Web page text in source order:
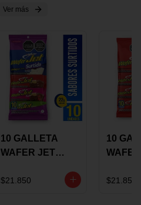
Ver más
10 GALLETA
WAFER JET
GRS
$21.850
10
GRS
$21.850